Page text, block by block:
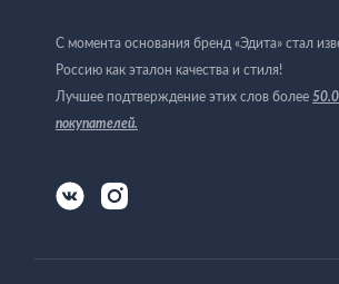
С момента основания бренд «Эдита» стал
Россию как эталон качества и стиля!
Лучшее подтверждение этих слов более
покупателей.